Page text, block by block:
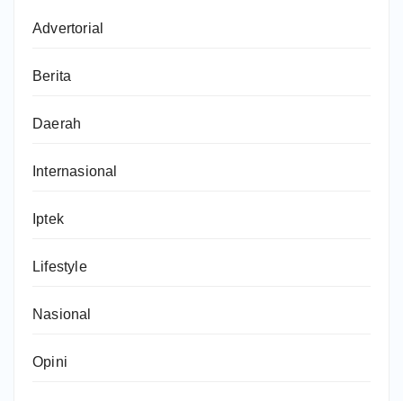
Advertorial
Berita
Daerah
Internasional
Iptek
Lifestyle
Nasional
Opini